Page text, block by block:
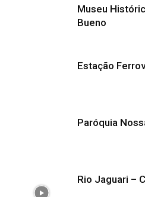
Museu
Bueno
Estação
Paróquia
Rio Jaguari –